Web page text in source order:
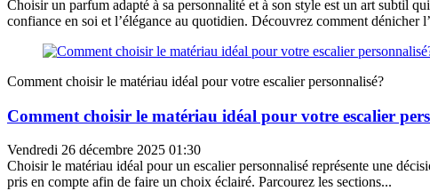
Choisir un parfum adapté à sa personnalité et à son style est un art subtil
confiance en soi et l’élégance au quotidien. Découvrez comment dénicher
Comment choisir le matériau idéal pour votre escalier personnalisé?
Comment choisir le matériau idéal pour votre escalier
Vendredi 26 décembre 2025 01:30
Choisir le matériau idéal pour un escalier personnalisé représente une
pris en compte afin de faire un choix éclairé. Parcourez les sections...